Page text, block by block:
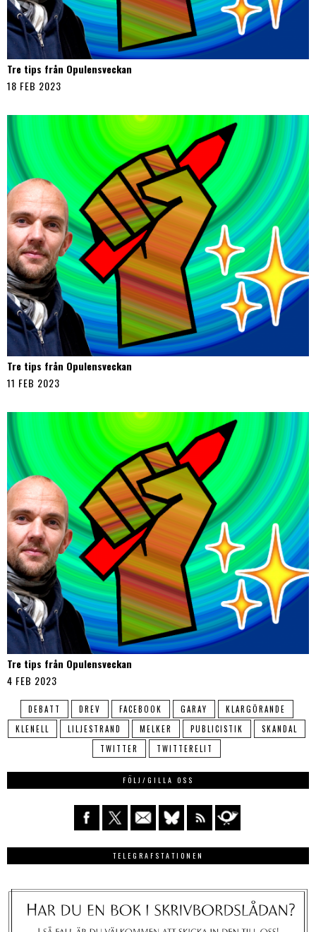
Tre tips från Opulensveckan
18 FEB 2023
Tre tips från Opulensveckan
11 FEB 2023
Tre tips från Opulensveckan
4 FEB 2023
DEBATT DREV FACEBOOK GARAY
KLARGÖRANDE
KLENELL
LILJESTRAND MELKER PUBLICISTIK
SKANDAL
TWITTER
TWITTERELIT
FÖLJ/GILLA OSS
TELEGRAFSTATIONEN